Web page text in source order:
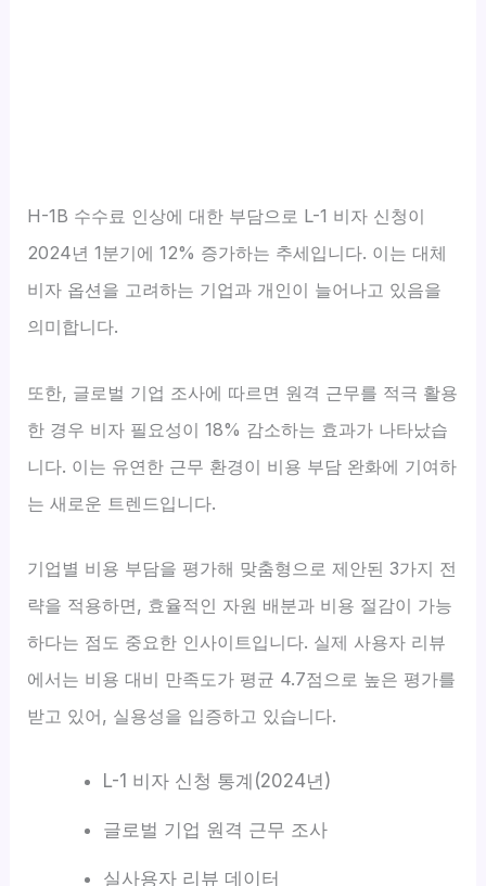
H-1B 수수료 인상에 대한 부담으로 L-1 비자 신청이
2024년 1분기에 12% 증가하는 추세입니다. 이는 대체
비자 옵션을 고려하는 기업과 개인이 늘어나고 있음을
의미합니다.
또한, 글로벌 기업 조사에 따르면 원격 근무를 적극 활용
한 경우 비자 필요성이 18% 감소하는 효과가 나타났습
니다. 이는 유연한 근무 환경이 비용 부담 완화에 기여하
는 새로운 트렌드입니다.
기업별 비용 부담을 평가해 맞춤형으로 제안된 3가지 전
략을 적용하면, 효율적인 자원 배분과 비용 절감이 가능
하다는 점도 중요한 인사이트입니다. 실제 사용자 리뷰
에서는 비용 대비 만족도가 평균 4.7점으로 높은 평가를
받고 있어, 실용성을 입증하고 있습니다.
L-1 비자 신청 통계(2024년)
글로벌 기업 원격 근무 조사
실사용자 리뷰 데이터